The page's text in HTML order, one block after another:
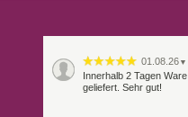
01.08.26 ▼
Innerhalb 2 Tagen Ware
geliefert. Sehr gut!